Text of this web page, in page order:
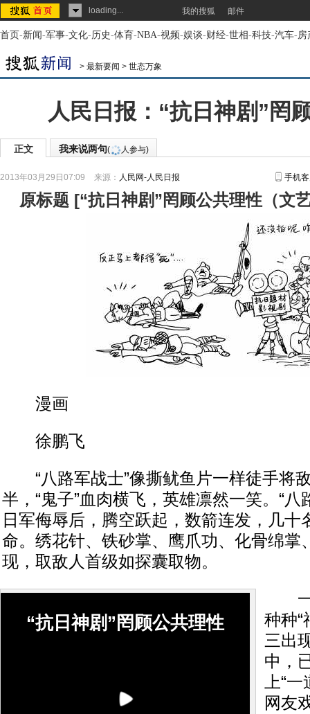
loading... 我的搜狐 邮件
首页-新闻-军事-文化-历史-体育-NBA-视频-娱谈-财经-世相-科技-汽车-房
> 最新要闻 > 世态万象
人民日报：“抗日神剧”罔
正文 我来说两句( 人参与)
2013年03月29日07:09 来源： 人民网-人民日报 手机
原标题 [“抗日神剧”罔顾公共理性（文
漫画
徐鹏飞
“八路军战士”像撕鱿鱼片一样徒手将
半，“鬼子”血肉横飞，英雄凛然一笑。“八
日军侮辱后，腾空跃起，数箭连发，几十
命。绣花针、铁砂掌、鹰爪功、化骨绵掌
现，取敌人首级如探囊取物。
“抗日神剧”罔顾公共理性
一
种种“
三出
中，
上“
网友